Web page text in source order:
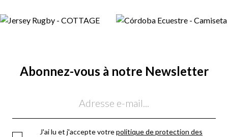
Abonnez-vous à notre Newsletter
J'ai lu et j'accepte votrepolitique de protection des